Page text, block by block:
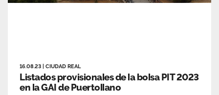
16.08.23 CIUDAD REAL
Listados provisionales de la bolsa PIT 2023
en la GAI de Puertollano